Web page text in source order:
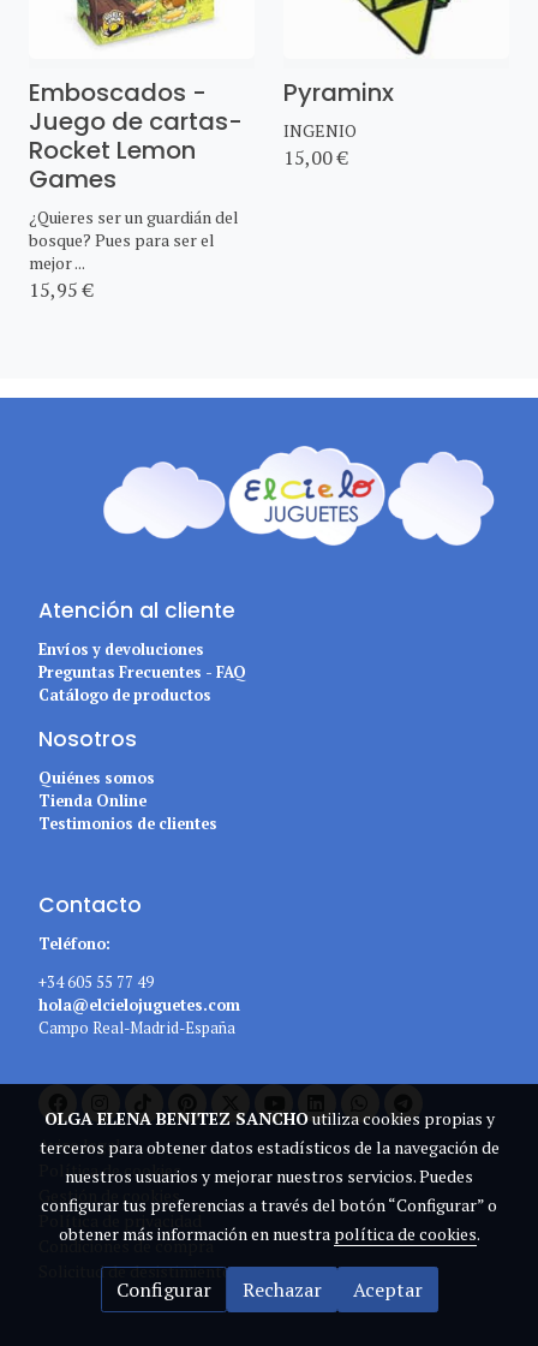
Emboscados -
Juego de cartas-
Rocket Lemon
Games
¿Quieres ser un guardián del
bosque? Pues para ser el
mejor ...
15,95 €
Pyraminx
INGENIO
15,00 €
Atención al cliente
Envíos y devoluciones
Preguntas Frecuentes - FAQ
Catálogo de productos
Nosotros
Quiénes somos
Tienda Online
Testimonios de clientes
Contacto
Teléfono:
+34 605 55 77 49
hola@elcielojuguetes.com
Campo Real-Madrid-España
Aviso legal
Política de cookies
Gestión de cookies
Política de privacidad
Condiciones de compra
Solicitud de desistimiento
OLGA ELENA BENITEZ SANCHOutiliza cookies propias y
terceros para obtener datos estadísticos de la navegación de
nuestros usuarios y mejorar nuestros servicios. Puedes
configurar tus preferencias a través del botón “Configurar” o
obtener más información en nuestra política de cookies.
Configurar Rechazar Aceptar